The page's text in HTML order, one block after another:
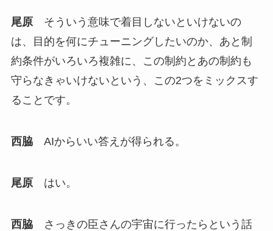
尾原そういう意味で着目しないといけないの
は、目的を何にチューニングしたいのか、あと制
約条件がいろいろ複雑に、この制約とあの制約も
守らなきゃいけないという、この2つをミックスす
ることです。
西脇AIからいい答えが得られる。
尾原はい。
西脇さっきの臣さんの宇宙に行ったらという話